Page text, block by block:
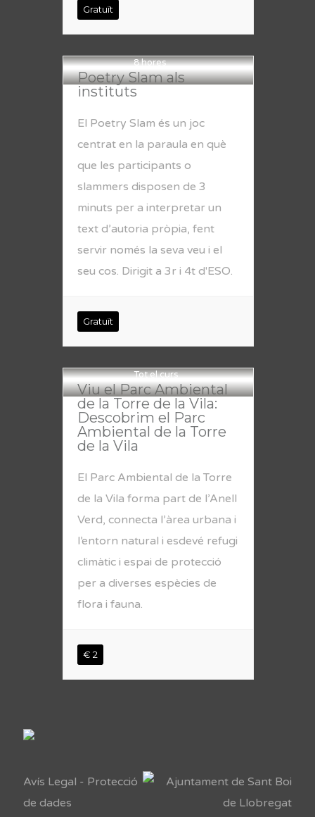
Gratuït
8 hores
Poetry Slam als
instituts
El Poetry Slam és un joc
centrat en la paraula en què
que les participants o
slammers disposen de 3
minuts per a interpretar un
text d’autoria pròpia, fent
servir només la seva veu i el
seu cos. Dirigit a 3r i 4t d'ESO.
Gratuït
Tot el curs
Viu el Parc Ambiental
de la Torre de la Vila:
Descobrim el Parc
Ambiental de la Torre
de la Vila
El Parc Ambiental de la Torre
de la Vila forma part de l’Anell
Verd, connecta l’àrea urbana i
l’entorn natural i esdevé refugi
climàtic i espai de protecció
per a diverses espècies de
flora i fauna.
€ 2
Avís Legal - Protecció
de dades